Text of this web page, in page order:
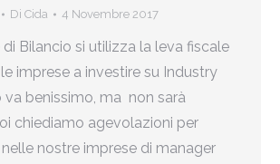
Di Cida 4 Novembre 2017
Bilancio si utilizza la leva fiscale
imprese a investire su Industry
va benissimo, ma non sarà
chiediamo agevolazioni per
nelle nostre imprese di manager